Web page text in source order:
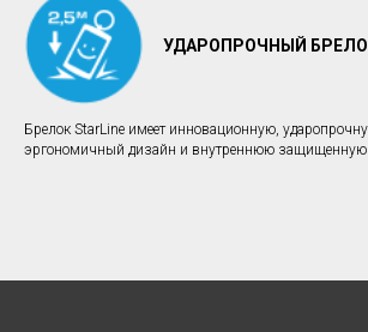
УДАРОПРОЧНЫЙ
Брелок StarLine имеет инновационную,
эргономичный дизайн и внутреннюю защищенную